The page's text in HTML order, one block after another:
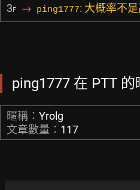
3F → ping1777: 大概率不
ping1777 在 PTT
暱稱： Yrolg
文章數量： 117